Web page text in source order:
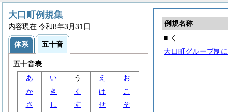
例規名称
■ く
大口町グループ制
大口町例規集
内容現在 令和8年3月31日
体系 五十音
五十音表
あ
い う え
お
か
き く け
こ
さ
し す せ
そ